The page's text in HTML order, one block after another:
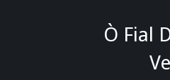
Ò Fial